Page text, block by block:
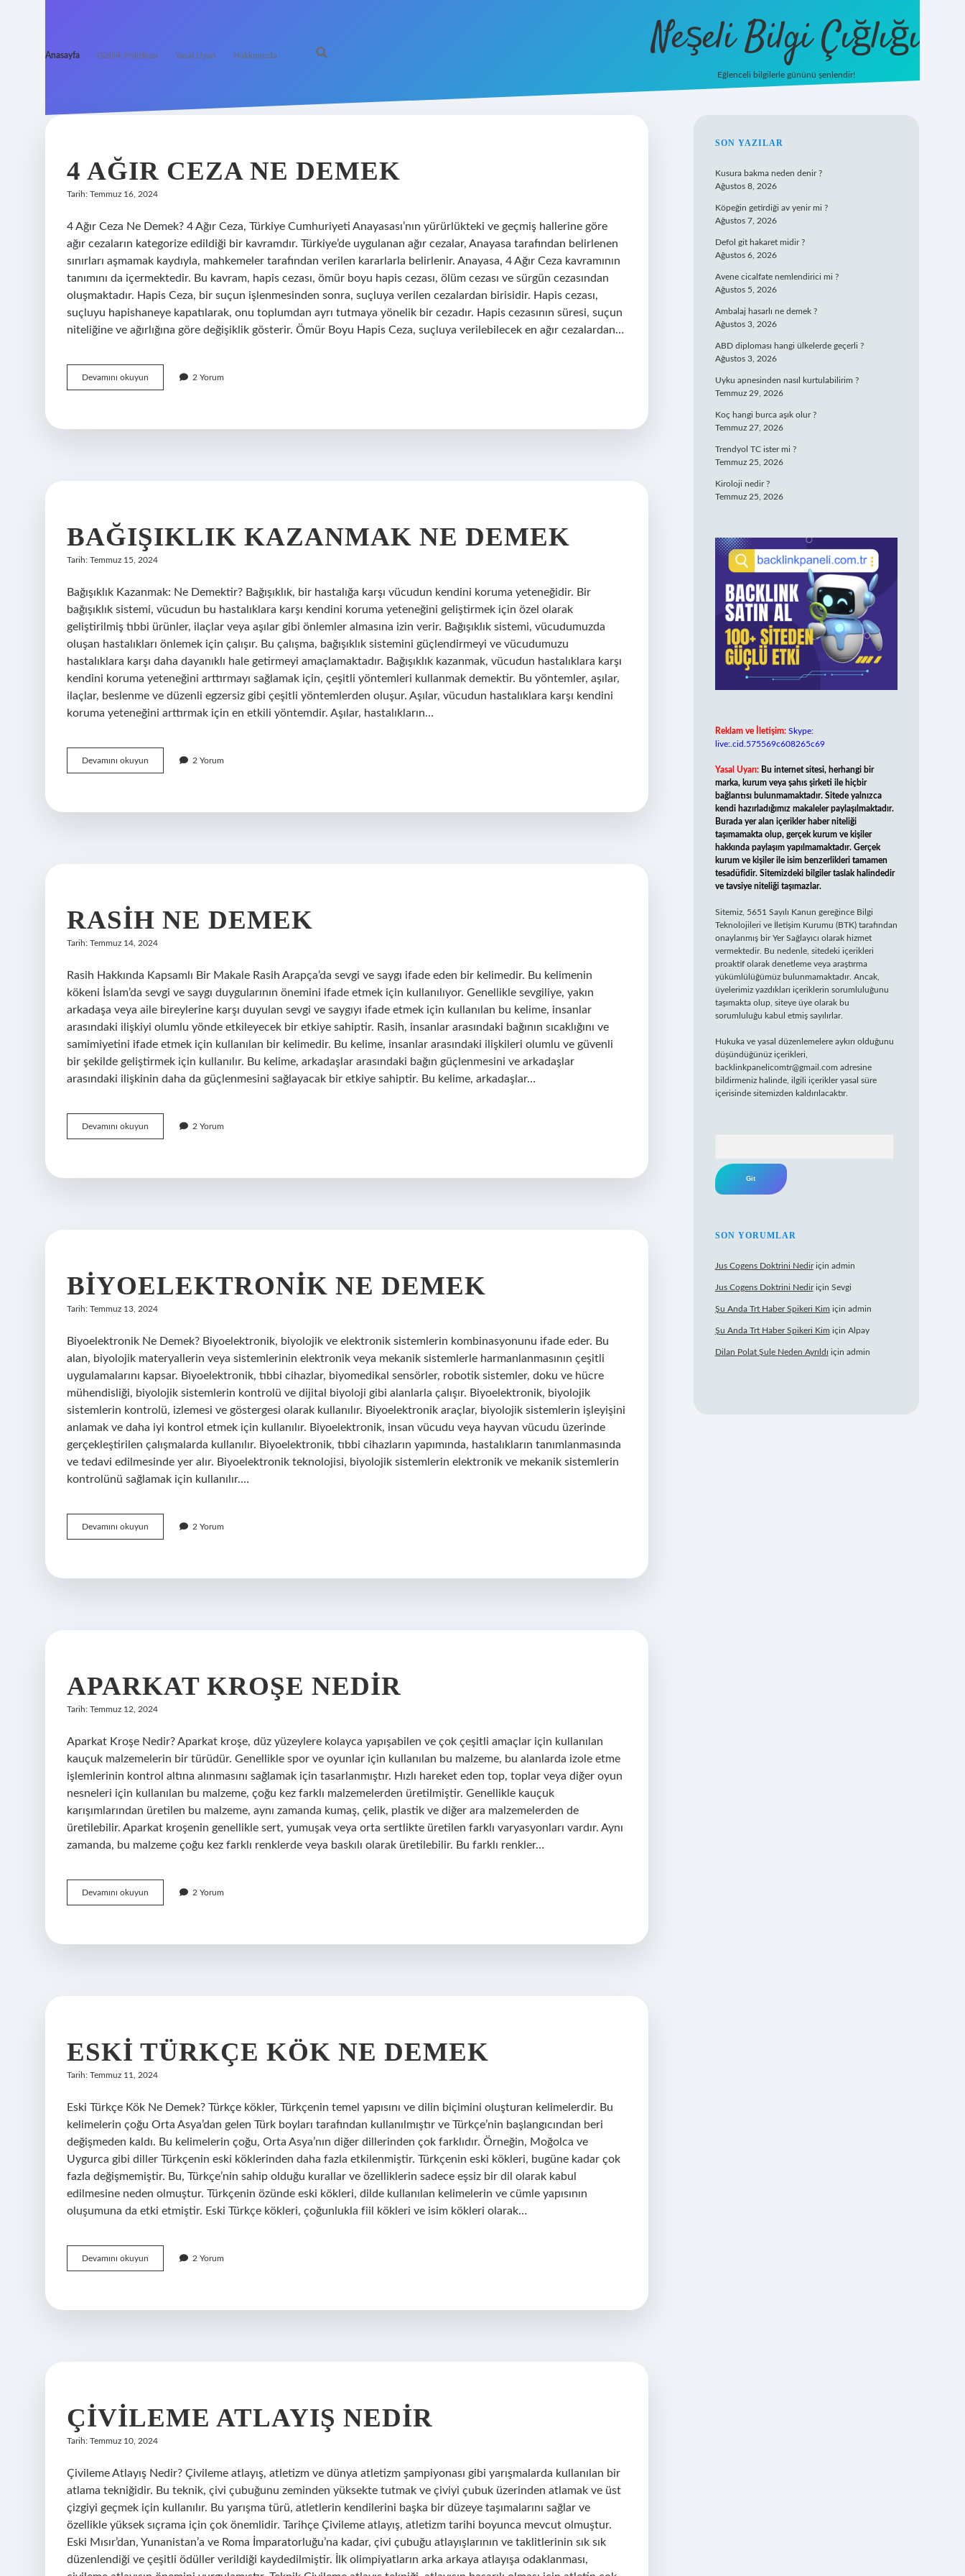
Anasayfa Gizlilik Politikası Yasal Uyarı Hakkımızda Neşeli Bilgi Çığlığı
Eğlenceli bilgilerle gününü şenlendir!
BILGI
ÇIĞLIĞI
YAZILAR
4 AĞIR CEZA NE DEMEK
Tarih: Temmuz 16, 2024
4 Ağır Ceza Ne Demek? 4 Ağır Ceza, Türkiye Cumhuriyeti Anayasası’nın yürürlükteki ve geçmiş hallerine göre
ağır cezaların kategorize edildiği bir kavramdır. Türkiye’de uygulanan ağır cezalar, Anayasa tarafından belirlenen
sınırları aşmamak kaydıyla, mahkemeler tarafından verilen kararlarla belirlenir. Anayasa, 4 Ağır Ceza kavramının
tanımını da içermektedir. Bu kavram, hapis cezası, ömür boyu hapis cezası, ölüm cezası ve sürgün cezasından
oluşmaktadır. Hapis Ceza, bir suçun işlenmesinden sonra, suçluya verilen cezalardan birisidir. Hapis cezası,
suçluyu hapishaneye kapatılarak, onu toplumdan ayrı tutmaya yönelik bir cezadır. Hapis cezasının süresi, suçun
niteliğine ve ağırlığına göre değişiklik gösterir. Ömür Boyu Hapis Ceza, suçluya verilebilecek en ağır cezalardan…
Devamını okuyun
ağır
demek
2 Yorum
BAĞIŞIKLIK KAZANMAK NE DEMEK
Tarih: Temmuz 15, 2024
Bağışıklık Kazanmak: Ne Demektir? Bağışıklık, bir hastalığa karşı vücudun kendini koruma yeteneğidir. Bir
bağışıklık sistemi, vücudun bu hastalıklara karşı kendini koruma yeteneğini geliştirmek için özel olarak
geliştirilmiş tıbbi ürünler, ilaçlar veya aşılar gibi önlemler almasına izin verir. Bağışıklık sistemi, vücudumuzda
oluşan hastalıkları önlemek için çalışır. Bu çalışma, bağışıklık sistemini güçlendirmeyi ve vücudumuzu
hastalıklara karşı daha dayanıklı hale getirmeyi amaçlamaktadır. Bağışıklık kazanmak, vücudun hastalıklara karşı
kendini koruma yeteneğini arttırmayı sağlamak için, çeşitli yöntemleri kullanmak demektir. Bu yöntemler, aşılar,
ilaçlar, beslenme ve düzenli egzersiz gibi çeşitli yöntemlerden oluşur. Aşılar, vücudun hastalıklara karşı kendini
koruma yeteneğini arttırmak için en etkili yöntemdir. Aşılar, hastalıkların…
Devamını okuyun Bağışıklık
kazanmak
2 Yorum
RASIH NE DEMEK
Tarih: Temmuz 14, 2024
Rasih Hakkında Kapsamlı Bir Makale Rasih Arapça’da sevgi ve saygı ifade eden bir kelimedir. Bu kelimenin
kökeni İslam’da sevgi ve saygı duygularının önemini ifade etmek için kullanılıyor. Genellikle sevgiliye, yakın
arkadaşa veya aile bireylerine karşı duyulan sevgi ve saygıyı ifade etmek için kullanılan bu kelime, insanlar
arasındaki ilişkiyi olumlu yönde etkileyecek bir etkiye sahiptir. Rasih, insanlar arasındaki bağının sıcaklığını ve
samimiyetini ifade etmek için kullanılan bir kelimedir. Bu kelime, insanlar arasındaki ilişkileri olumlu ve güvenli
bir şekilde geliştirmek için kullanılır. Bu kelime, arkadaşlar arasındaki bağın güçlenmesini ve arkadaşlar
arasındaki ilişkinin daha da güçlenmesini sağlayacak bir etkiye sahiptir. Bu kelime, arkadaşlar…
Devamını okuyun
ne
2 Yorum
BIYOELEKTRONIK NE DEMEK
Tarih: Temmuz 13, 2024
Biyoelektronik Ne Demek? Biyoelektronik, biyolojik ve elektronik sistemlerin kombinasyonunu ifade eder. Bu
alan, biyolojik materyallerin veya sistemlerinin elektronik veya mekanik sistemlerle harmanlanmasının çeşitli
uygulamalarını kapsar. Biyoelektronik, tıbbi cihazlar, biyomedikal sensörler, robotik sistemler, doku ve hücre
mühendisliği, biyolojik sistemlerin kontrolü ve dijital biyoloji gibi alanlarla çalışır. Biyoelektronik, biyolojik
sistemlerin kontrolü, izlemesi ve göstergesi olarak kullanılır. Biyoelektronik araçlar, biyolojik sistemlerin işleyişini
anlamak ve daha iyi kontrol etmek için kullanılır. Biyoelektronik, insan vücudu veya hayvan vücudu üzerinde
gerçekleştirilen çalışmalarda kullanılır. Biyoelektronik, tıbbi cihazların yapımında, hastalıkların tanımlanmasında
ve tedavi edilmesinde yer alır. Biyoelektronik teknolojisi, biyolojik sistemlerin elektronik ve mekanik sistemlerin
kontrolünü sağlamak için kullanılır.…
Devamını okuyun Biyoelektronik
ne
2 Yorum
APARKAT KROŞE NEDIR
Tarih: Temmuz 12, 2024
Aparkat Kroşe Nedir? Aparkat kroşe, düz yüzeylere kolayca yapışabilen ve çok çeşitli amaçlar için kullanılan
kauçuk malzemelerin bir türüdür. Genellikle spor ve oyunlar için kullanılan bu malzeme, bu alanlarda izole etme
işlemlerinin kontrol altına alınmasını sağlamak için tasarlanmıştır. Hızlı hareket eden top, toplar veya diğer oyun
nesneleri için kullanılan bu malzeme, çoğu kez farklı malzemelerden üretilmiştir. Genellikle kauçuk
karışımlarından üretilen bu malzeme, aynı zamanda kumaş, çelik, plastik ve diğer ara malzemelerden de
üretilebilir. Aparkat kroşenin genellikle sert, yumuşak veya orta sertlikte üretilen farklı varyasyonları vardır. Aynı
zamanda, bu malzeme çoğu kez farklı renklerde veya baskılı olarak üretilebilir. Bu farklı renkler…
Devamını okuyun
kroşe
2 Yorum
ESKI TÜRKÇE KÖK NE DEMEK
Tarih: Temmuz 11, 2024
Eski Türkçe Kök Ne Demek? Türkçe kökler, Türkçenin temel yapısını ve dilin biçimini oluşturan kelimelerdir. Bu
kelimelerin çoğu Orta Asya’dan gelen Türk boyları tarafından kullanılmıştır ve Türkçe’nin başlangıcından beri
değişmeden kaldı. Bu kelimelerin çoğu, Orta Asya’nın diğer dillerinden çok farklıdır. Örneğin, Moğolca ve
Uygurca gibi diller Türkçenin eski köklerinden daha fazla etkilenmiştir. Türkçenin eski kökleri, bugüne kadar çok
fazla değişmemiştir. Bu, Türkçe’nin sahip olduğu kurallar ve özelliklerin sadece eşsiz bir dil olarak kabul
edilmesine neden olmuştur. Türkçenin özünde eski kökleri, dilde kullanılan kelimelerin ve cümle yapısının
oluşumuna da etki etmiştir. Eski Türkçe kökleri, çoğunlukla fiil kökleri ve isim kökleri olarak…
Devamını okuyun
Türkçe
demek
2 Yorum
ÇIVILEME ATLAYIŞ NEDIR
Tarih: Temmuz 10, 2024
Çivileme Atlayış Nedir? Çivileme atlayış, atletizm ve dünya atletizm şampiyonası gibi yarışmalarda kullanılan bir
atlama tekniğidir. Bu teknik, çivi çubuğunu zeminden yüksekte tutmak ve çiviyi çubuk üzerinden atlamak ve üst
çizgiyi geçmek için kullanılır. Bu yarışma türü, atletlerin kendilerini başka bir düzeye taşımalarını sağlar ve
özellikle yüksek sıçrama için çok önemlidir. Tarihçe Çivileme atlayış, atletizm tarihi boyunca mevcut olmuştur.
Eski Mısır’dan, Yunanistan’a ve Roma İmparatorluğu’na kadar, çivi çubuğu atlayışlarının ve taklitlerinin sık sık
düzenlendiği ve çeşitli ödüller verildiği kaydedilmiştir. İlk olimpiyatların arka arkaya atlayışa odaklanması,
SIDEBAR
SON YAZILAR
Kusura bakma neden denir ?
Ağustos 8, 2026
Köpeğin getirdiği av yenir mi ?
Ağustos 7, 2026
Defol git hakaret midir ?
Ağustos 6, 2026
Avene cicalfate nemlendirici mi ?
Ağustos 5, 2026
Ambalaj hasarlı ne demek ?
Ağustos 3, 2026
ABD diploması hangi ülkelerde geçerli ?
Ağustos 3, 2026
Uyku apnesinden nasıl kurtulabilirim ?
Temmuz 29, 2026
Koç hangi burca aşık olur ?
Temmuz 27, 2026
Trendyol TC ister mi ?
Temmuz 25, 2026
Kiroloji nedir ?
Temmuz 25, 2026
Reklam ve İletişim: Skype:
live:.cid.575569c608265c69
Yasal Uyarı: Bu internet sitesi, herhangi bir
marka, kurum veya şahıs şirketi ile hiçbir
bağlantısı bulunmamaktadır. Sitede yalnızca
kendi hazırladığımız makaleler paylaşılmaktadır.
Burada yer alan içerikler haber niteliği
taşımamakta olup, gerçek kurum ve kişiler
hakkında paylaşım yapılmamaktadır. Gerçek
kurum ve kişiler ile isim benzerlikleri tamamen
tesadüfidir. Sitemizdeki bilgiler taslak halindedir
ve tavsiye niteliği taşımazlar.
Sitemiz, 5651 Sayılı Kanun gereğince Bilgi
Teknolojileri ve İletişim Kurumu (BTK) tarafından
onaylanmış bir Yer Sağlayıcı olarak hizmet
vermektedir. Bu nedenle, sitedeki içerikleri
proaktif olarak denetleme veya araştırma
yükümlülüğümüz bulunmamaktadır. Ancak,
üyelerimiz yazdıkları içeriklerin sorumluluğunu
taşımakta olup, siteye üye olarak bu
sorumluluğu kabul etmiş sayılırlar.
Hukuka ve yasal düzenlemelere aykırı olduğunu
düşündüğünüz içerikleri,
backlinkpanelicomtr@gmail.com adresine
bildirmeniz halinde, ilgili içerikler yasal süre
içerisinde sitemizden kaldırılacaktır.
SON YORUMLAR
Jus Cogens Doktrini Nediriçin admin
Jus Cogens Doktrini Nediriçin Sevgi
Şu Anda Trt Haber Spikeri Kim için admin
Şu Anda Trt Haber Spikeri Kim için Alpay
Dilan Polat Şule Neden Ayrıldı için admin